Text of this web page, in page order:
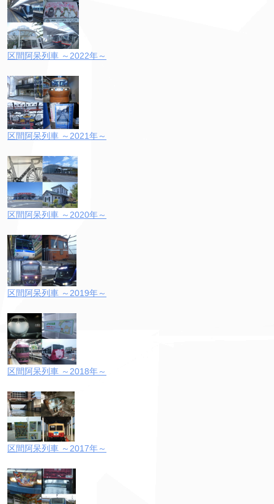
区間阿呆列車 ～2022年～
区間阿呆列車 ～2021年～
区間阿呆列車 ～2020年～
区間阿呆列車 ～2019年～
区間阿呆列車 ～2018年～
区間阿呆列車 ～2017年～